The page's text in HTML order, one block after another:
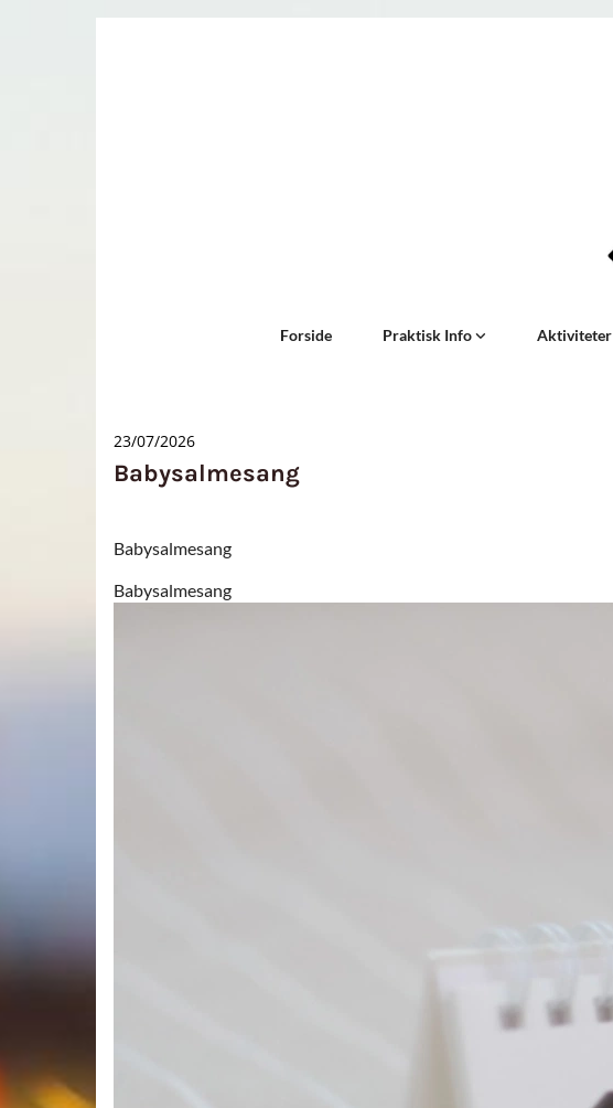
Forside Praktisk Info Aktiviteter
23/07/2026
Babysalmesang
Babysalmesang
Babysalmesang